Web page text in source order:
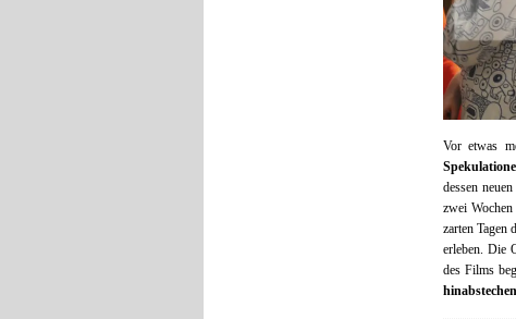
Vor etwas
dessen
zwei
zarten Tagen
erleben. Die
des Films
hinabstechen